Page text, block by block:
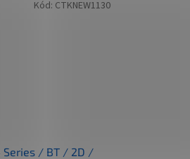
Series / BT / 2D /
Kód: CTKNEW1130